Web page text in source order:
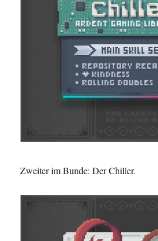
Zweiter im Bunde: Der Chiller.